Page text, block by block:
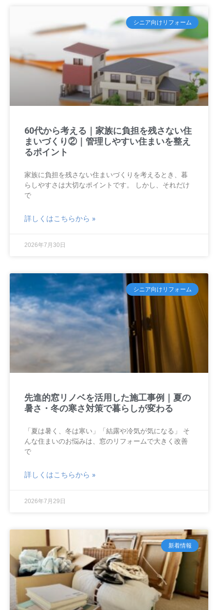
シニア向けリフォーム
60代から考える｜家族に負担を残さない住
まいづくり②｜管理しやすい住まいを整え
るポイント
家族に負担を残さない住まいづくりを考えるとき、暮
らしやすさは大切なポイントです。 しかし、それだけ
で
詳しくはこちらから »
2026年7月30日
シニア向けリフォーム
先進的窓リノベを活用した施工事例｜夏の
暑さ・冬の寒さ対策で暮らしが変わる
「夏は暑く、冬は寒い」「結露や冷気が気になる」 そ
んな住まいのお悩みは、窓のリフォームで大きく改善
で
詳しくはこちらから »
2026年7月29日
新着情報